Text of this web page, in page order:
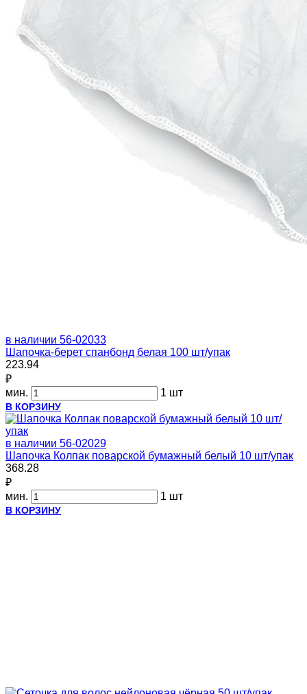
в наличии 56-02033
Шапочка-берет спанбонд белая 100 шт/упак
223.94
₽
мин.
1 шт
В КОРЗИНУ
в наличии 56-02029
Шапочка Колпак поварской бумажный белый 10 шт/упак
368.28
₽
мин.
1 шт
В КОРЗИНУ